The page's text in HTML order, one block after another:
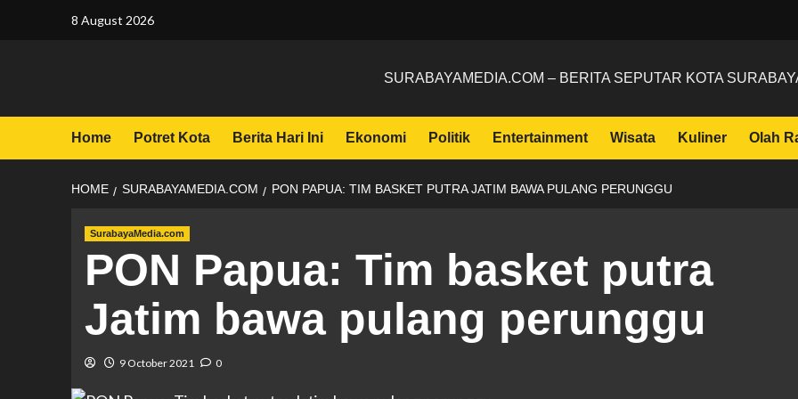
8 August 2026
SURABAYAMEDIA.COM – BERITA SEPUTAR KOTA
Home Potret Kota Berita Hari Ini Ekonomi Politik Entertainment Wisata Kuliner Olah
HOME SURABAYAMEDIA.COM PON PAPUA: TIM BASKET PUTRA JATIM BAWA PULANG PERUNGGU
SurabayaMedia.com
PON Papua: Tim basket putra
Jatim bawa pulang perunggu
9 October 2021 0